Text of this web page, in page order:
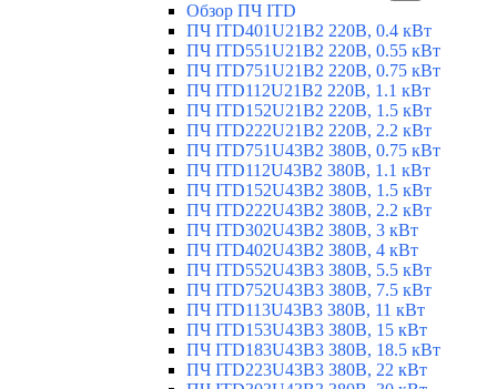
Обзор ПЧ ITD
ПЧ ITD401U21B2 220В, 0.4 кВт
ПЧ ITD551U21B2 220В, 0.55 кВт
ПЧ ITD751U21B2 220В, 0.75 кВт
ПЧ ITD112U21B2 220В, 1.1 кВт
ПЧ ITD152U21B2 220В, 1.5 кВт
ПЧ ITD222U21B2 220В, 2.2 кВт
ПЧ ITD751U43B2 380В, 0.75 кВт
ПЧ ITD112U43B2 380В, 1.1 кВт
ПЧ ITD152U43B2 380В, 1.5 кВт
ПЧ ITD222U43B2 380В, 2.2 кВт
ПЧ ITD302U43B2 380В, 3 кВт
ПЧ ITD402U43B2 380В, 4 кВт
ПЧ ITD552U43B3 380В, 5.5 кВт
ПЧ ITD752U43B3 380В, 7.5 кВт
ПЧ ITD113U43B3 380В, 11 кВт
ПЧ ITD153U43B3 380В, 15 кВт
ПЧ ITD183U43B3 380В, 18.5 кВт
ПЧ ITD223U43B3 380В, 22 кВт